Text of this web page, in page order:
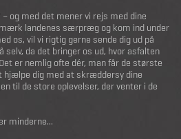
og med det mener vi rejs med dine
landenes særpræg og kom ind under
os, vil vi rigtig gerne sende dig ud på
selv, da det bringer os ud, hvor asfalten
er nemlig ofte dér, man får de største
hjælpe dig med at skræddersy dine
til de store oplevelser, der venter i de
minderne...